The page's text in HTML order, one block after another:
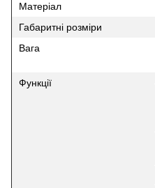
Матеріал
Габаритні розміри
Вага
Функції